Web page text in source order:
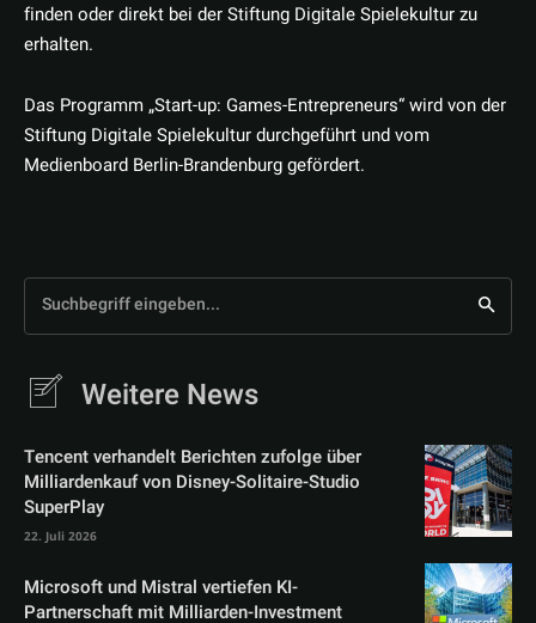
finden oder direkt bei der Stiftung Digitale Spielekultur zu
erhalten.
Das Programm „Start-up: Games-Entrepreneurs“ wird von der
Stiftung Digitale Spielekultur durchgeführt und vom
Medienboard Berlin-Brandenburg gefördert.
Suchbegriff eingeben...
Weitere News
Tencent verhandelt Berichten zufolge über
Milliardenkauf von Disney-Solitaire-Studio
SuperPlay
22. Juli 2026
Microsoft und Mistral vertiefen KI-
Partnerschaft mit Milliarden-Investment